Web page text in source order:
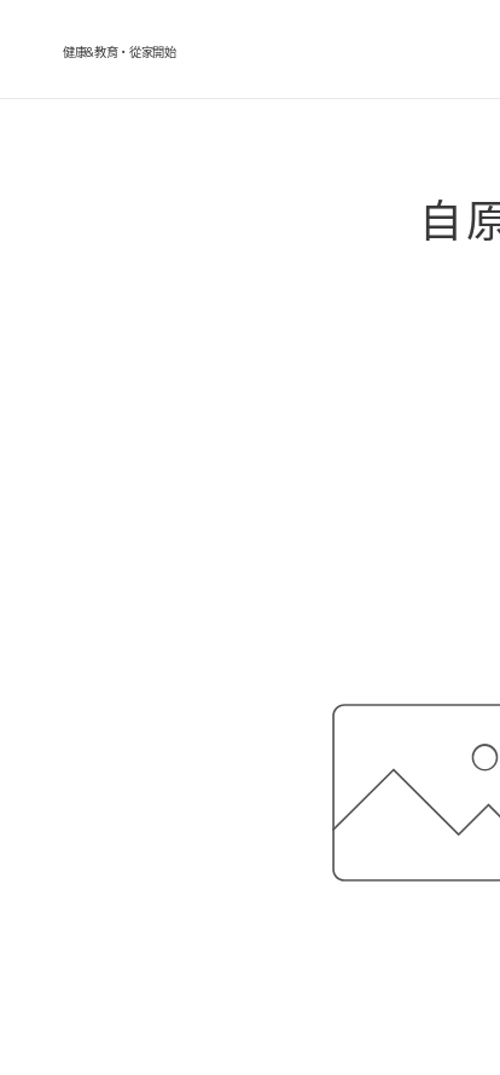
健康&教育・從家開始
自